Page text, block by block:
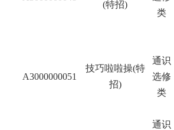
(特招)
类
A3000000051
技巧啦啦操(特
招)
通识
选修
类
通识